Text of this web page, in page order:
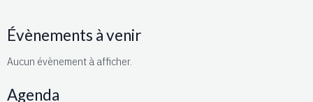
Évènements à venir
Aucun évènement à afficher.
Agenda